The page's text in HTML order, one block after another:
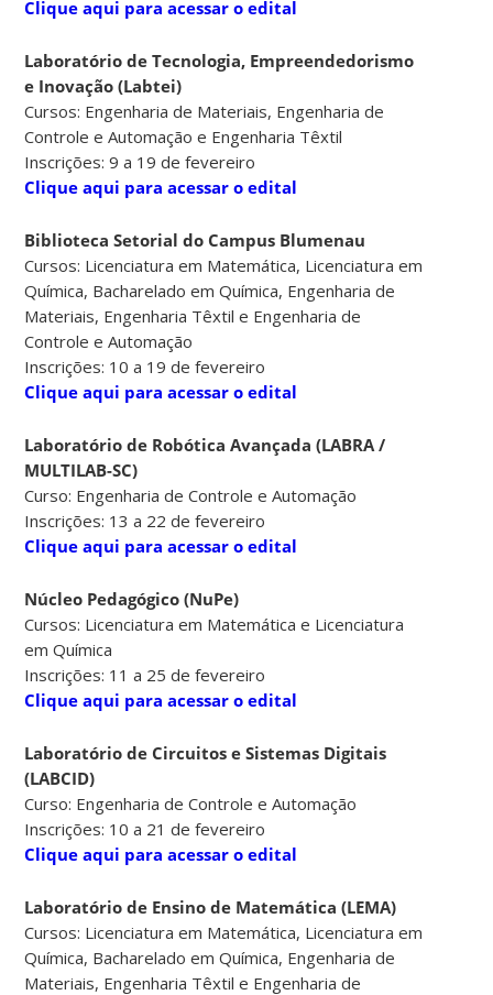
Clique aqui para acessar o edital
Laboratório de Tecnologia, Empreendedorismo
e Inovação (Labtei)
Cursos: Engenharia de Materiais, Engenharia de
Controle e Automação e Engenharia Têxtil
Inscrições: 9 a 19 de fevereiro
Clique aqui para acessar o edital
Biblioteca Setorial do Campus Blumenau
Cursos: Licenciatura em Matemática, Licenciatura em
Química, Bacharelado em Química, Engenharia de
Materiais, Engenharia Têxtil e Engenharia de
Controle e Automação
Inscrições: 10 a 19 de fevereiro
Clique aqui para acessar o edital
Laboratório de Robótica Avançada (LABRA /
MULTILAB-SC)
Curso: Engenharia de Controle e Automação
Inscrições: 13 a 22 de fevereiro
Clique aqui para acessar o edital
Núcleo Pedagógico (NuPe)
Cursos: Licenciatura em Matemática e Licenciatura
em Química
Inscrições: 11 a 25 de fevereiro
Clique aqui para acessar o edital
Laboratório de Circuitos e Sistemas Digitais
(LABCID)
Curso: Engenharia de Controle e Automação
Inscrições: 10 a 21 de fevereiro
Clique aqui para acessar o edital
Laboratório de Ensino de Matemática (LEMA)
Cursos: Licenciatura em Matemática, Licenciatura em
Química, Bacharelado em Química, Engenharia de
Materiais, Engenharia Têxtil e Engenharia de